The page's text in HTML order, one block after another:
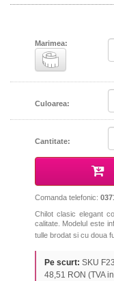
Marimea:
Culoarea:
Cantitate:
Comanda telefonic:
Chilot clasic elegant
calitate. Modelul este
tulle brodat si cu doua
Pe scurt: SKU
48,51 RON (TVA